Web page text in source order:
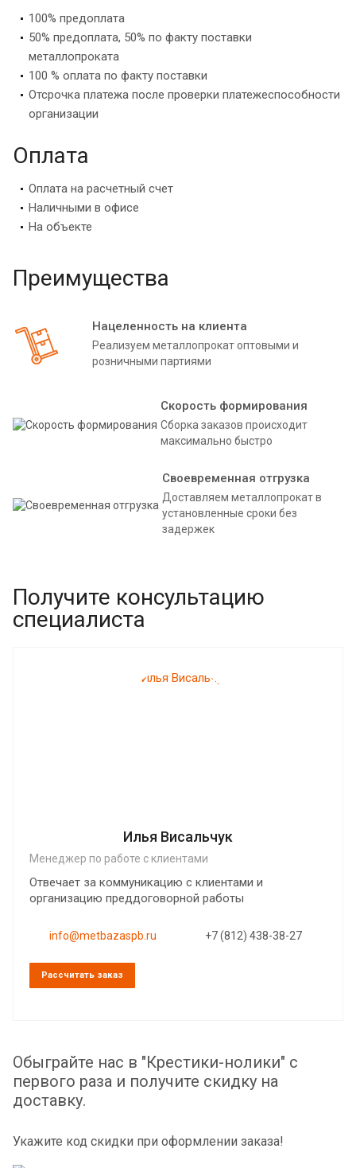
100% предоплата
50% предоплата, 50% по факту поставки
металлопроката
100 % оплата по факту поставки
Отсрочка платежа после проверки платежеспособности
организации
Оплата
Оплата на расчетный счет
Наличными в офисе
На объекте
Преимущества
Нацеленность на клиента
Реализуем металлопрокат оптовыми и
розничными партиями
Скорость формирования
Сборка заказов происходит
максимально быстро
Своевременная отгрузка
Доставляем металлопрокат в
установленные сроки без
задержек
Получите консультацию
специалиста
Илья Висальчук
Менеджер по работе с клиентами
Отвечает за коммуникацию с клиентами и
организацию преддоговорной работы
info@metbazaspb.ru +7 (812) 438-38-27
Рассчитать заказ
Обыграйте нас в "Крестики-нолики" с
первого раза и получите скидку на
доставку.
Укажите код скидки при оформлении заказа!